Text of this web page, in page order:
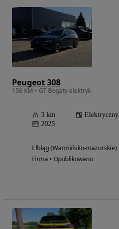
Peugeot 308
156 KM • GT Bogaty elektryk
3 km Elektryczny
2025
Elbląg (Warmińsko-mazurskie)
Firma • Opublikowano